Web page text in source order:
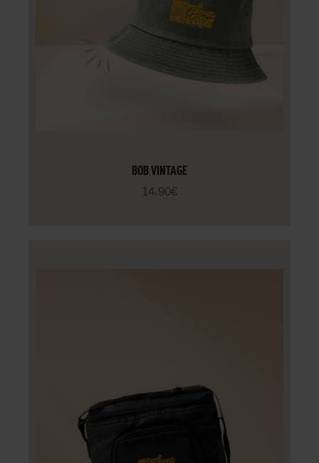
BOB VINTAGE
14.90€